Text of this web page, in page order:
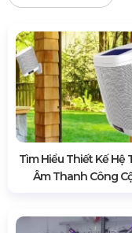
Tìm Hiểu Thiết Kế Hệ
Âm Thanh Công